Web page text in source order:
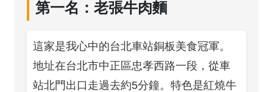
第一名：老張牛肉麵
這家是我心中的台北車站銅板美食冠軍。
地址在台北市中正區忠孝西路一段，從車
站北門出口走過去約5分鐘。特色是紅燒牛